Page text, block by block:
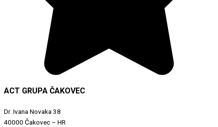
ACT GRUPA ČAKOVEC
Dr. Ivana Novaka 38
40000 Čakovec – HR